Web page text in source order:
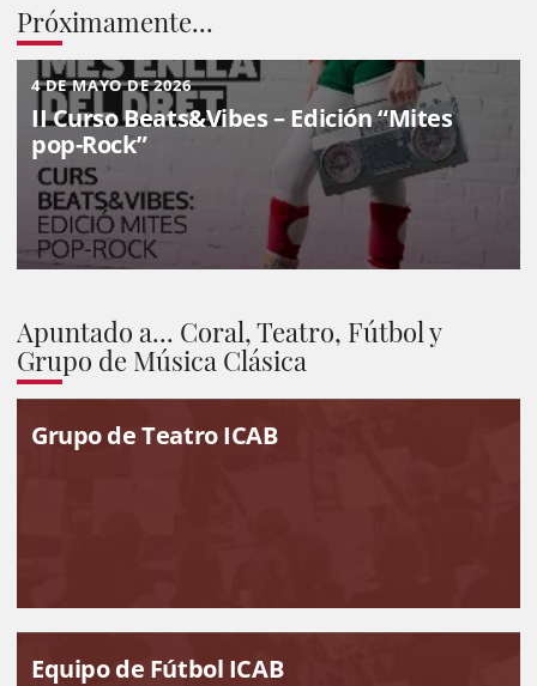
Próximamente...
4 DE MAYO DE 2026
II Curso Beats&Vibes – Edición “Mites
pop-Rock”
Apuntado a... Coral, Teatro, Fútbol y
Grupo de Música Clásica
Grupo de Teatro ICAB
Equipo de Fútbol ICAB